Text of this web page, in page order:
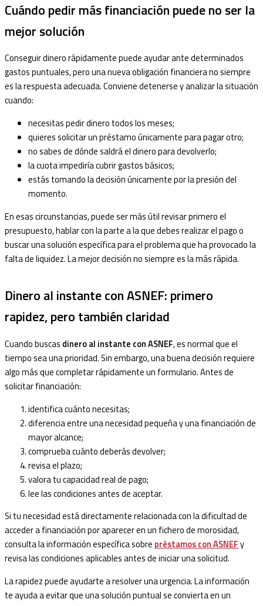
Cuándo pedir más financiación puede no ser la
mejor solución
Conseguir dinero rápidamente puede ayudar ante determinados
gastos puntuales, pero una nueva obligación financiera no siempre
es la respuesta adecuada. Conviene detenerse y analizar la situación
cuando:
necesitas pedir dinero todos los meses;
quieres solicitar un préstamo únicamente para pagar otro;
no sabes de dónde saldrá el dinero para devolverlo;
la cuota impediría cubrir gastos básicos;
estás tomando la decisión únicamente por la presión del
momento.
En esas circunstancias, puede ser más útil revisar primero el
presupuesto, hablar con la parte a la que debes realizar el pago o
buscar una solución específica para el problema que ha provocado la
falta de liquidez. La mejor decisión no siempre es la más rápida.
Dinero al instante con ASNEF: primero
rapidez, pero también claridad
Cuando buscas dinero al instante con ASNEF, es normal que el
tiempo sea una prioridad. Sin embargo, una buena decisión requiere
algo más que completar rápidamente un formulario. Antes de
solicitar financiación:
identifica cuánto necesitas;
diferencia entre una necesidad pequeña y una financiación de
mayor alcance;
comprueba cuánto deberás devolver;
revisa el plazo;
valora tu capacidad real de pago;
lee las condiciones antes de aceptar.
Si tu necesidad está directamente relacionada con la dificultad de
acceder a financiación por aparecer en un fichero de morosidad,
consulta la información específica sobre préstamos con ASNEFy
revisa las condiciones aplicables antes de iniciar una solicitud.
La rapidez puede ayudarte a resolver una urgencia. La información
te ayuda a evitar que una solución puntual se convierta en un